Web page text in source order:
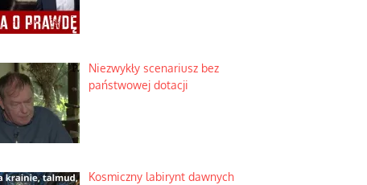
Niezwykły scenariusz bez
państwowej dotacji
Kosmiczny labirynt dawnych